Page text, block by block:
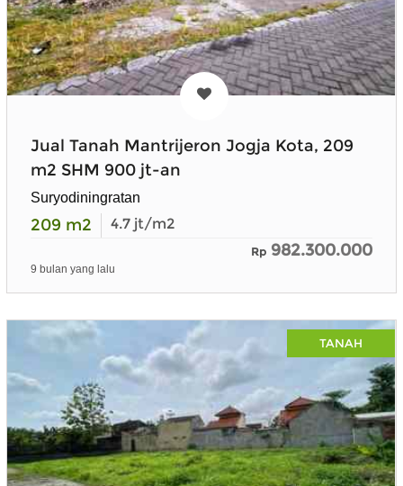
Jual Tanah Mantrijeron Jogja Kota, 209
m2 SHM 900 jt-an
Suryodiningratan
209 m2 4.7 jt/m2
Rp 982.300.000
9 bulan yang lalu
TANAH